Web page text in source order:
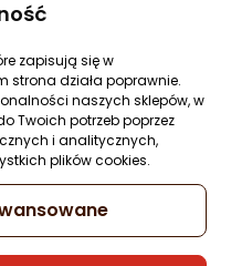
zapisują się w
strona działa poprawnie.
naszych sklepów, w
Twoich potrzeb poprzez
i analitycznych,
plików cookies.